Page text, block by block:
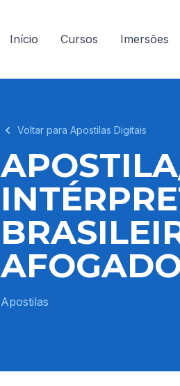
Início Cursos Imersões
Voltar para Apostilas Digitais
Apostilas